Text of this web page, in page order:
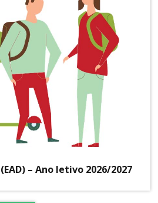
– Ano letivo 2026/2027